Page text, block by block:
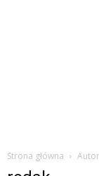
Strona główna